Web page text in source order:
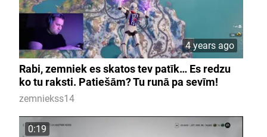
4 years ago
Rabi, zemniek es skatos tev patīk… Es redzu
ko tu raksti. Patiešām? Tu runā pa sevīm!
zemniekss14
0:19